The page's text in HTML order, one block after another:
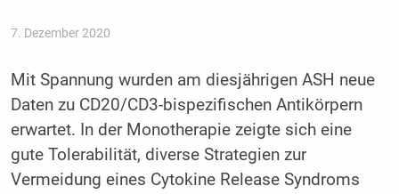
7. Dezember 2020
Mit Spannung wurden am diesjährigen ASH neue
Daten zu CD20/CD3-bispezifischen Antikörpern
erwartet. In der Monotherapie zeigte sich eine
gute Tolerabilität, diverse Strategien zur
Vermeidung eines Cytokine Release Syndroms